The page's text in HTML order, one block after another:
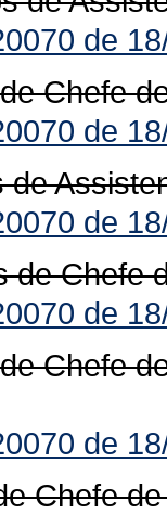
de
Chefe
de
de
de
de Chefe
de
Chefe
de
Chefe